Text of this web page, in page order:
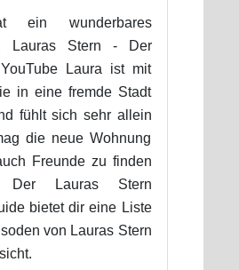
ein wunderbares
Lauras Stern - Der
Laura ist mit
in eine fremde Stadt
fühlt sich sehr allein
die neue Wohnung
Freunde zu finden
Lauras Stern
bietet dir eine Liste
von Lauras Stern